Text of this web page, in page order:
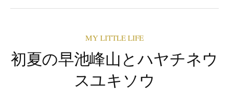
ス
プ
MY LITTLE LIFE
初夏の早池峰山とハヤチネウ
スユキソウ